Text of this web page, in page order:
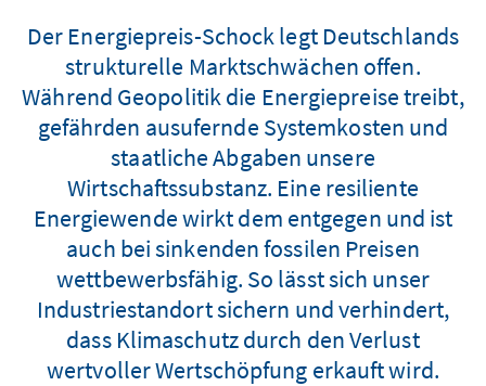
Der Energiepreis-Schock legt Deutschlands
strukturelle Marktschwächen offen.
Während Geopolitik die Energiepreise treibt,
gefährden ausufernde Systemkosten und
staatliche Abgaben unsere
Wirtschaftssubstanz. Eine resiliente
Energiewende wirkt dem entgegen und ist
auch bei sinkenden fossilen Preisen
wettbewerbsfähig. So lässt sich unser
Industriestandort sichern und verhindert,
dass Klimaschutz durch den Verlust
wertvoller Wertschöpfung erkauft wird.